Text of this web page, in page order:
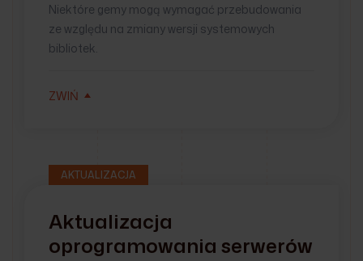
Niektóre gemy mogą wymagać przebudowania
ze względu na zmiany wersji systemowych
bibliotek.
ZWIŃ
AKTUALIZACJA
Aktualizacja
oprogramowania serwerów